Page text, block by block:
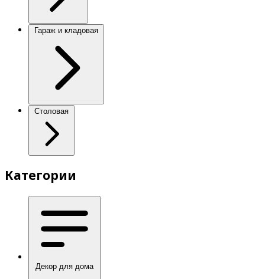
Гараж и кладовая
Столовая
Категории
Декор для дома